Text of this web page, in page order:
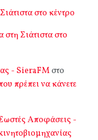
στο κέντρο
στη Σιάτιστα στο
- SieraFMστο
πρέπει να κάνετε
Αποφάσεις -